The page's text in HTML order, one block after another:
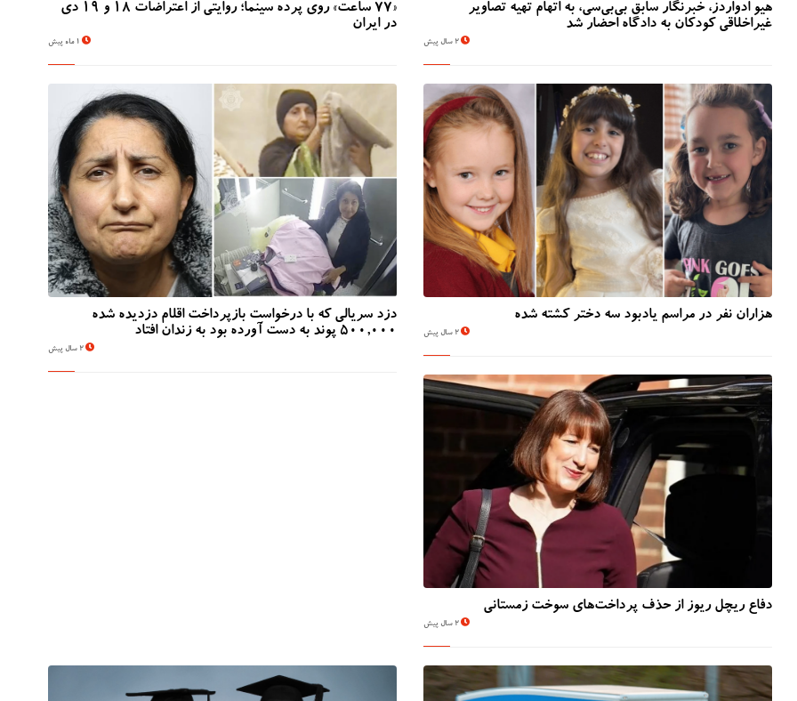
«۷۷ ساعت» روی پرده سینما؛ روایتی از اعتراضات ۱۸ و ۱۹ دی
در ایران
هیو ادواردز، خبرنگار سابق بی‌بی‌سی، به اتهام تهیه تصاویر
غیراخلاقی کودکان به دادگاه احضار شد
2 سال پیش
دزد سریالی که با درخواست بازپرداخت اقلام دزدیده شده
500,000 پوند به دست آورده بود به زندان افتاد
2 سال پیش
هزاران نفر در مراسم یادبود سه دختر کشته شده
2 سال پیش
دفاع ریچل ریوز از حذف پرداخت‌های سوخت زمستانی
2 سال پیش